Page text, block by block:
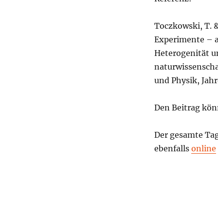
Toczkowski, T.
Experimente –
Heterogenität
und Physik,
Den Beitrag
Der gesamte
ebenfalls online